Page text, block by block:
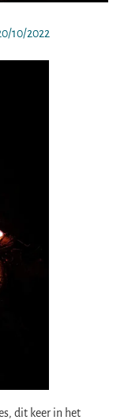
10/2022
dit keer in het